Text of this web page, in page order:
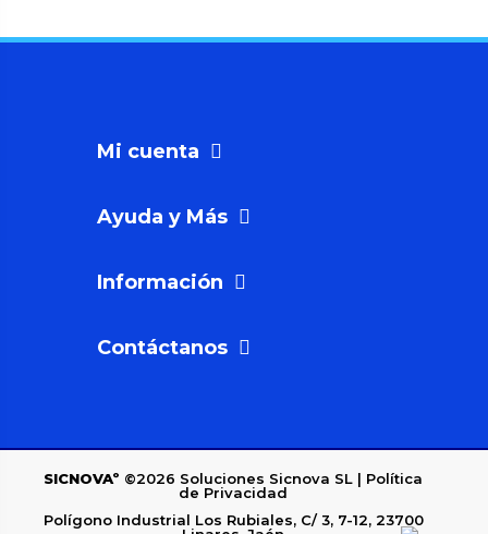
Mi cuenta
Ayuda y Más
Información
Contáctanos
SICNOVAº ©2026 Soluciones Sicnova SL | Política
de Privacidad
Polígono Industrial Los Rubiales, C/ 3, 7-12, 23700